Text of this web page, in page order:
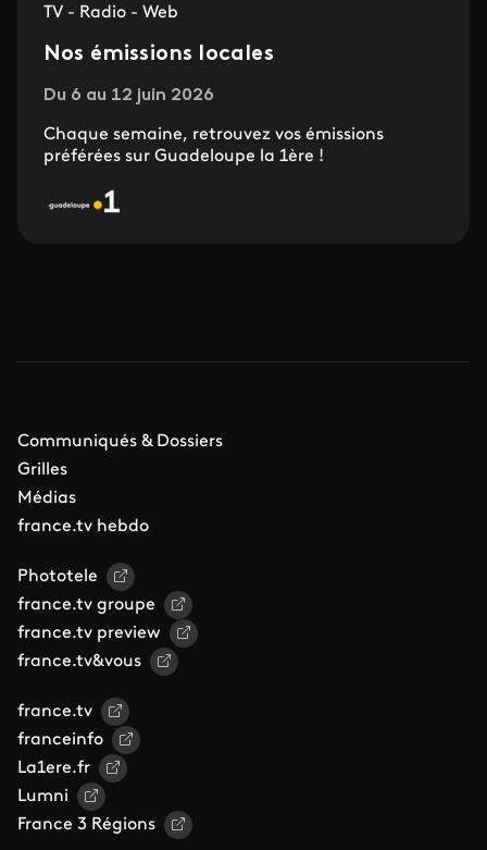
TV - Radio - Web
Nos émissions locales
Du 6 au 12 juin 2026
Chaque semaine, retrouvez vos émissions
préférées sur Guadeloupe la 1ère !
Communiqués & Dossiers
Grilles
Médias
france.tv hebdo
Phototele
france.tv groupe
france.tv preview
france.tv&vous
france.tv
franceinfo
La1ere.fr
Lumni
France 3 Régions